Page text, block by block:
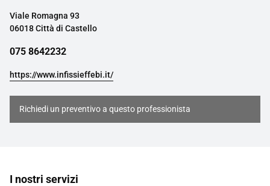
Viale Romagna 93
06018 Città di Castello
075 8642232
https://www.infissieffebi.it/
Richiedi un preventivo a questo professionista
I nostri servizi